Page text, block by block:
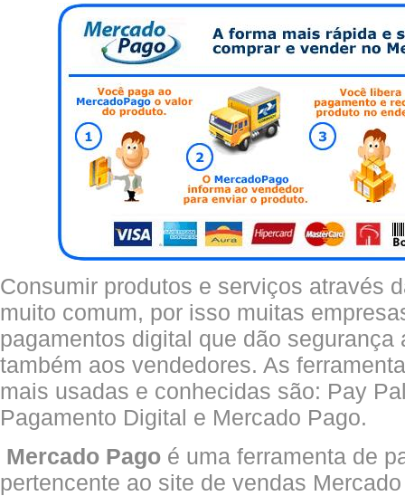
Consumir produtos e serviços através
muito comum, por isso muitas
pagamentos digital que dão segurança
também aos vendedores. As
mais usadas e conhecidas são: Pay
Pagamento Digital e Mercado Pago.
Mercado Pago é uma ferramenta de
pertencente ao site de vendas